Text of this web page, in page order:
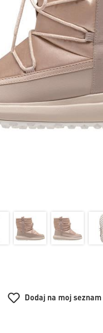
Dodaj na moj seznam